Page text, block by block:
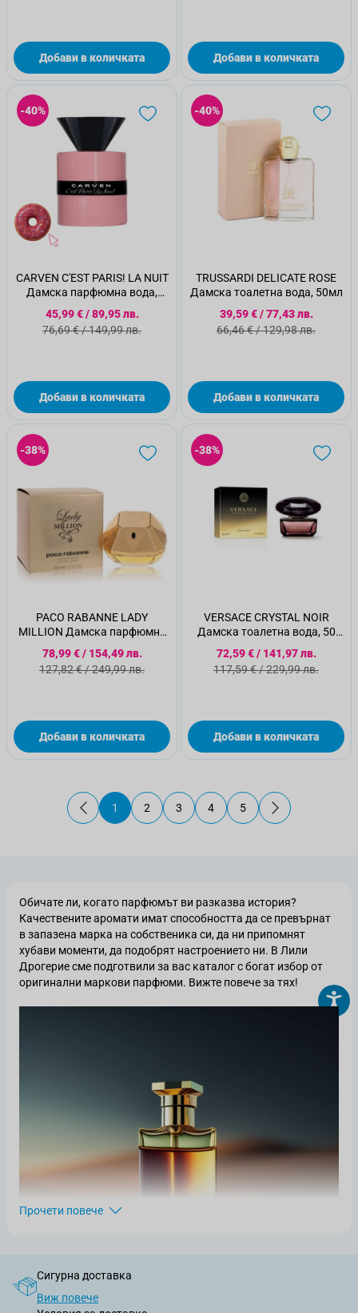
Добави в количката Добави в количката
-40%
CARVEN C'EST PARIS! LA NUIT
Дамска парфюмна вода,
Специална цена
45,99 €/89,95 лв.
Стандартна цена
76,69 €/149,99 лв.
Добави в количката
-40%
TRUSSARDI DELICATE ROSE
Дамска тоалетна вода, 50мл
Специална цена
39,59 €/77,43 лв.
Стандартна цена
66,46 €/129,98 лв.
Добави в количката
-38%
PACO RABANNE LADY
MILLION Дамска парфюмна
Специална цена
78,99 €/ 154,49 лв.
Стандартна цена
127,82 €/249,99 лв.
Добави в количката
-38%
VERSACE CRYSTAL NOIR
Дамска тоалетна вода, 50
Специална цена
72,59 €/ 141,97 лв.
Стандартна цена
117,59 €/229,99 лв.
Добави в количката
В момента четете страница
1
Страница
2
Страница
3
Страница
4
Страница
5
Обичате ли, когато парфюмът ви разказва история?
Качествените аромати имат способността да се превърнат
в запазена марка на собственика си, да ни припомнят
хубави моменти, да подобрят настроението ни. В Лили
Дрогерие сме подготвили за вас каталог с богат избор от
оригинални маркови парфюми. Вижте повече за тях!
Прочети повече
Сигурна доставка
Виж повече